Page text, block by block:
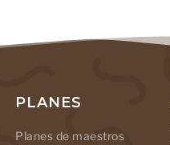
PLANES
Planes de maestros